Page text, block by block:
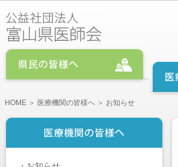
HOME ＞ 医療機関の皆様へ ＞ お知らせ